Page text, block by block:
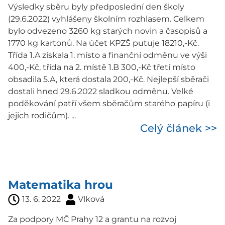
Výsledky sběru byly předposlední den školy
(29.6.2022) vyhlášeny školním rozhlasem. Celkem
bylo odvezeno 3260 kg starých novin a časopisů a
1770 kg kartonů. Na účet KPZŠ putuje 18210,-Kč.
Třída 1.A získala 1. místo a finanční odměnu ve výši
400,-Kč, třída na 2. místě 1.B 300,-Kč třetí místo
obsadila 5.A, která dostala 200,-Kč. Nejlepší sběrači
dostali hned 29.6.2022 sladkou odměnu. Velké
poděkování patří všem sběračům starého papíru (i
jejich rodičům). ...
Celý článek >>
Matematika hrou
13. 6. 2022 Vlková
Za podpory MČ Prahy 12 a grantu na rozvoj